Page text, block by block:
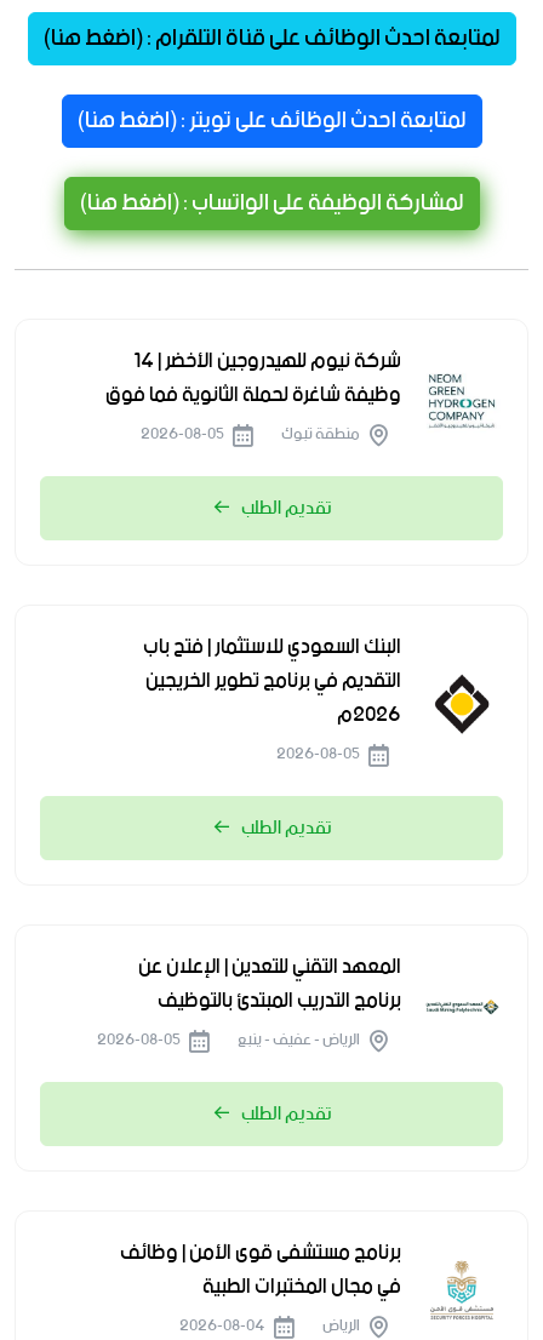
لمتابعة احدث الوظائف على قناة التلقرام : (اضغط هنا)
لمتابعة احدث الوظائف على تويتر : (اضغط هنا)
لمشاركة الوظيفة على الواتساب : (اضغط هنا)
شركة نيوم للهيدروجين الأخضر | 14
وظيفة شاغرة لحملة الثانوية فما فوق
منطقة تبوك
تقديم الطلب
البنك السعودي للاستثمار | فتح باب
التقديم في برنامج تطوير الخريجين
2026م
تقديم الطلب
المعهد التقني للتعدين | الإعلان عن
برنامج التدريب المبتدئ بالتوظيف
الرياض - عفيف - ينبع
تقديم الطلب
برنامج مستشفى قوى الأمن | وظائف
في مجال المختبرات الطبية
الرياض